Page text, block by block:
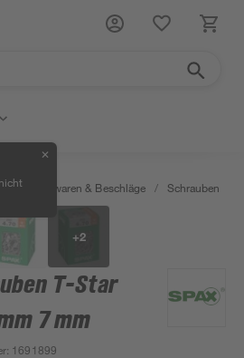
✕
/ Eisenwaren & Beschläge / Schrauben
+2
T-Star
7 mm
: 1691899